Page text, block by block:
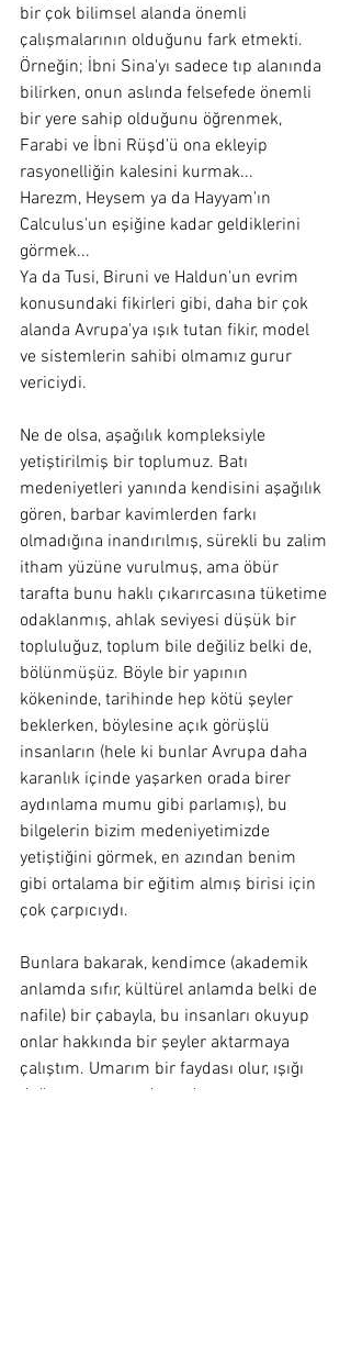
bir çok bilimsel alanda önemli
çalışmalarının olduğunu fark etmekti.
Örneğin; İbni Sina'yı sadece tıp alanında
bilirken, onun aslında felsefede önemli
bir yere sahip olduğunu öğrenmek,
Farabi ve İbni Rüşd'ü ona ekleyip
rasyonelliğin kalesini kurmak...
Harezm, Heysem ya da Hayyam'ın
Calculus'un eşiğine kadar geldiklerini
görmek...
Ya da Tusi, Biruni ve Haldun'un evrim
konusundaki fikirleri gibi, daha bir çok
alanda Avrupa'ya ışık tutan fikir, model
ve sistemlerin sahibi olmamız gurur
vericiydi.
Ne de olsa, aşağılık kompleksiyle
yetiştirilmiş bir toplumuz. Batı
medeniyetleri yanında kendisini aşağılık
gören, barbar kavimlerden farkı
olmadığına inandırılmış, sürekli bu zalim
itham yüzüne vurulmuş, ama öbür
tarafta bunu haklı çıkarırcasına tüketime
odaklanmış, ahlak seviyesi düşük bir
topluluğuz, toplum bile değiliz belki de,
bölünmüşüz. Böyle bir yapının
kökeninde, tarihinde hep kötü şeyler
beklerken, böylesine açık görüşlü
insanların (hele ki bunlar Avrupa daha
karanlık içinde yaşarken orada birer
aydınlama mumu gibi parlamış), bu
bilgelerin bizim medeniyetimizde
yetiştiğini görmek, en azından benim
gibi ortalama bir eğitim almış birisi için
çok çarpıcıydı.
Bunlara bakarak, kendimce (akademik
anlamda sıfır, kültürel anlamda belki de
nafile) bir çabayla, bu insanları okuyup
onlar hakkında bir şeyler aktarmaya
çalıştım. Umarım bir faydası olur, ışığı
dağıtmamıza yardım eder.